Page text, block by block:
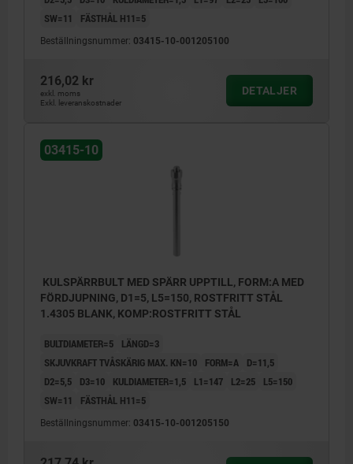
SW=11
FÄSTHÅL H11=5
Beställningsnummer: 03415-10-001205100
216,02 kr
exkl. moms
Exkl. leveranskostnader
DETALJER
03415-10
KULSPÄRRBULT MED SPÄRR UPPTILL, FORM:A MED
FÖRDJUPNING, D1=5, L5=150, ROSTFRITT STÅL
1.4305 BLANK, KOMP:ROSTFRITT STÅL
BULTDIAMETER=5
LÄNGD=3
SKJUVKRAFT TVÅSKÄRIG MAX. KN=10
FORM=A
D=11,5
D2=5,5
D3=10 KULDIAMETER=1,5 L1=147 L2=25
L5=150
SW=11
FÄSTHÅL H11=5
Beställningsnummer: 03415-10-001205150